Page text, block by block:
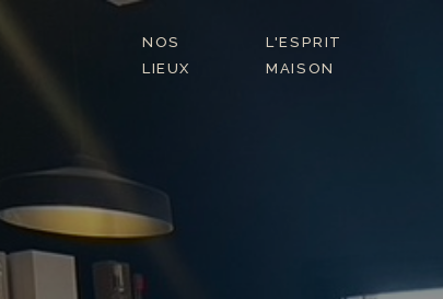
NOS
LIEUX
L'ESPRIT
MAISON